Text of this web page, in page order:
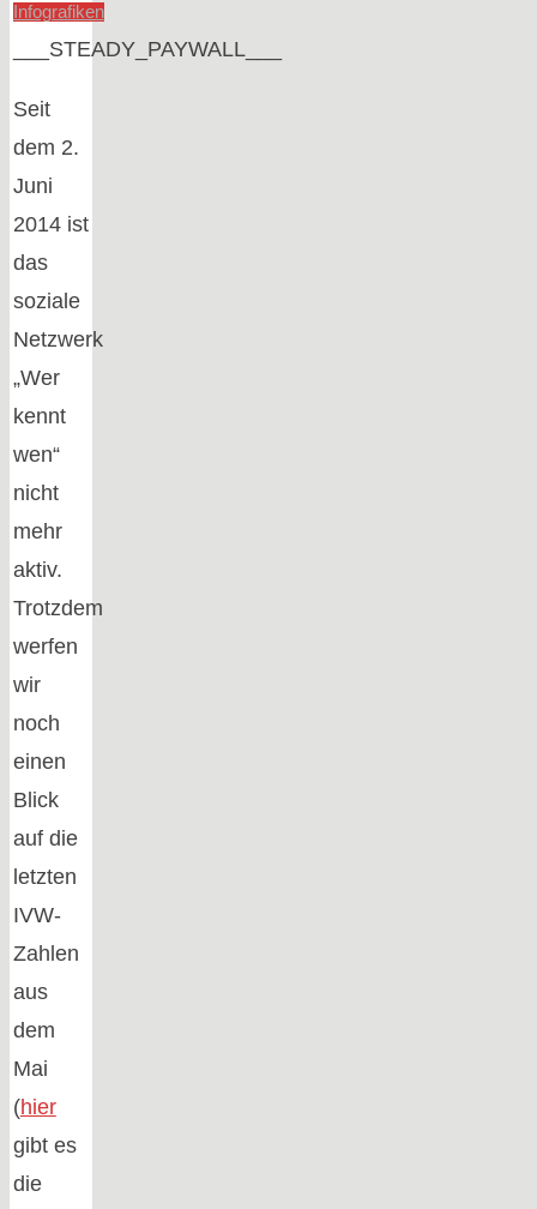
Infografiken
___STEADY_PAYWALL___
Seit
dem 2.
Juni
2014 ist
das
soziale
Netzwerk
„Wer
kennt
wen“
nicht
mehr
aktiv.
Trotzdem
werfen
wir
noch
einen
Blick
auf die
letzten
IVW-
Zahlen
aus
dem
Mai
(hier
gibt es
die